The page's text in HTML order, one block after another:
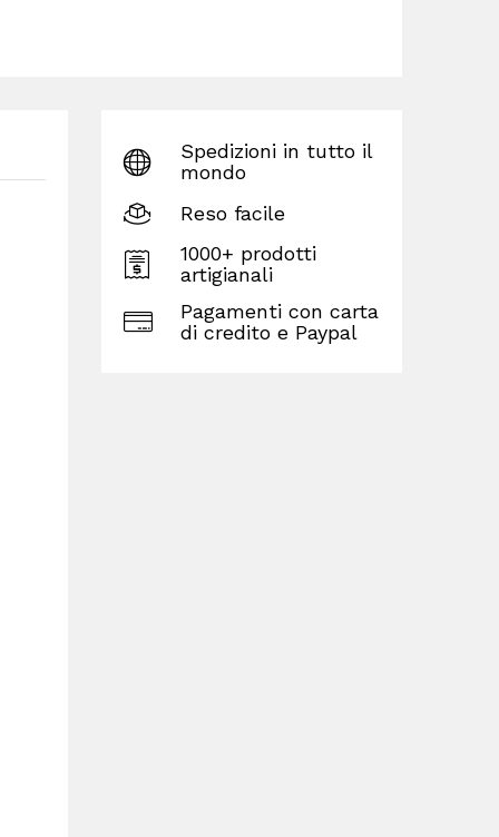
Spedizioni in tutto il
mondo
Reso facile
1000+ prodotti
artigianali
Pagamenti con carta
di credito e Paypal